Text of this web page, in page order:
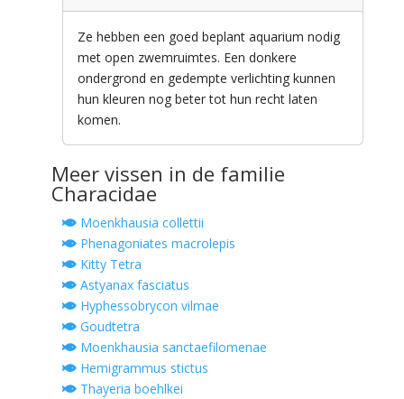
Ze hebben een goed beplant aquarium nodig
met open zwemruimtes. Een donkere
ondergrond en gedempte verlichting kunnen
hun kleuren nog beter tot hun recht laten
komen.
Meer vissen in de familie
Characidae
Moenkhausia collettii
Phenagoniates macrolepis
Kitty Tetra
Astyanax fasciatus
Hyphessobrycon vilmae
Goudtetra
Moenkhausia sanctaefilomenae
Hemigrammus stictus
Thayeria boehlkei